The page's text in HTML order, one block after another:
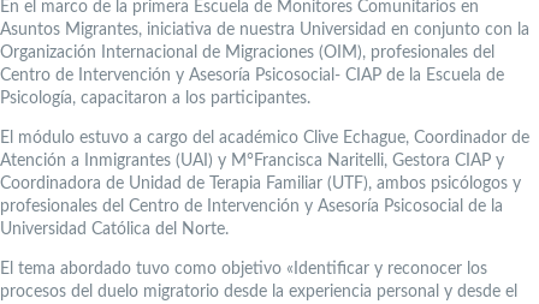
En el marco de la primera Escuela de Monitores Comunitarios en
Asuntos Migrantes, iniciativa de nuestra Universidad en conjunto con la
Organización Internacional de Migraciones (OIM), profesionales del
Centro de Intervención y Asesoría Psicosocial- CIAP de la Escuela de
Psicología, capacitaron a los participantes.
El módulo estuvo a cargo del académico Clive Echague, Coordinador de
Atención a Inmigrantes (UAI) y M°Francisca Naritelli, Gestora CIAP y
Coordinadora de Unidad de Terapia Familiar (UTF), ambos psicólogos y
profesionales del Centro de Intervención y Asesoría Psicosocial de la
Universidad Católica del Norte.
El tema abordado tuvo como objetivo «Identificar y reconocer los
procesos del duelo migratorio desde la experiencia personal y desde el